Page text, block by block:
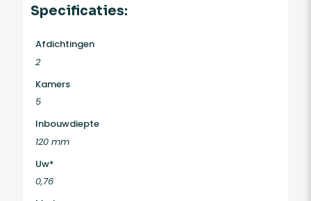
Specificaties:
Afdichtingen
2
Kamers
5
Inbouwdiepte
120 mm
Uw*
0,76